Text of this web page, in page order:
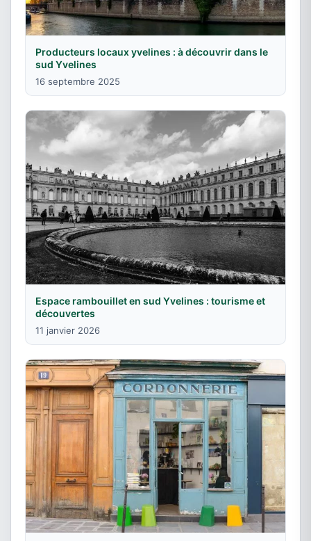
Producteurs locaux yvelines : à découvrir dans le
sud Yvelines
16 septembre 2025
Espace rambouillet en sud Yvelines : tourisme et
découvertes
11 janvier 2026